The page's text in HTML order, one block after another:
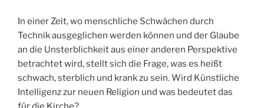
In einer Zeit, wo menschliche Schwächen durch
Technik ausgeglichen werden können und der Glaube
an die Unsterblichkeit aus einer anderen Perspektive
betrachtet wird, stellt sich die Frage, was es heißt
schwach, sterblich und krank zu sein. Wird Künstliche
Intelligenz zur neuen Religion und was bedeutet das